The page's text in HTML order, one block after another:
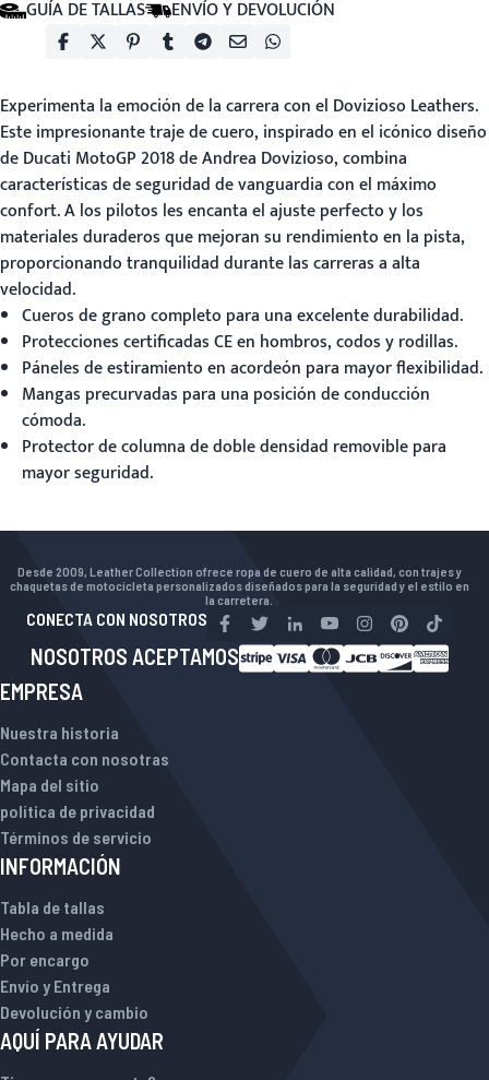
GUÍA DE TALLAS ENVÍO Y DEVOLUCIÓN
Experimenta la emoción de la carrera con el Dovizioso Leathers.
Este impresionante traje de cuero, inspirado en el icónico diseño
de Ducati MotoGP 2018 de Andrea Dovizioso, combina
características de seguridad de vanguardia con el máximo
confort. A los pilotos les encanta el ajuste perfecto y los
materiales duraderos que mejoran su rendimiento en la pista,
proporcionando tranquilidad durante las carreras a alta
velocidad.
Cueros de grano completo para una excelente durabilidad.
Protecciones certificadas CE en hombros, codos y rodillas.
Páneles de estiramiento en acordeón para mayor flexibilidad.
Mangas precurvadas para una posición de conducción
cómoda.
Protector de columna de doble densidad removible para
mayor seguridad.
Desde 2009, Leather Collection ofrece ropa de cuero de alta calidad, con trajes y
chaquetas de motocicleta personalizados diseñados para la seguridad y el estilo en
la carretera.
CONECTA CON NOSOTROS
NOSOTROS ACEPTAMOS
EMPRESA
Nuestra historia
Contacta con nosotras
Mapa del sitio
política de privacidad
Términos de servicio
INFORMACIÓN
Tabla de tallas
Hecho a medida
Por encargo
Envío y Entrega
Devolución y cambio
AQUÍ PARA AYUDAR